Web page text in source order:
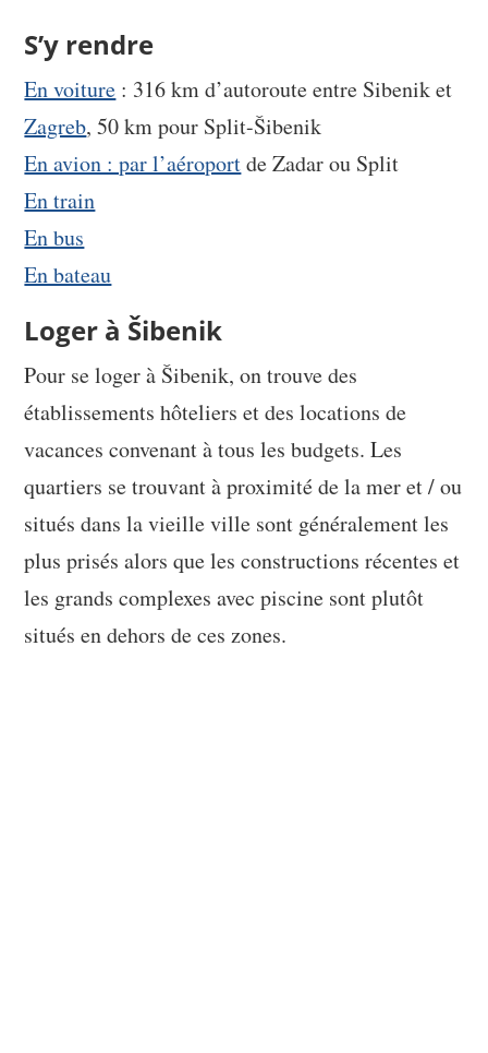
S’y rendre
En voiture : 316 km d’autoroute entre Sibenik et
Zagreb, 50 km pour Split-Šibenik
En avion : par l’aéroportde Zadar ou Split
En train
En bus
En bateau
Loger à Šibenik
Pour se loger à Šibenik, on trouve des
établissements hôteliers et des locations de
vacances convenant à tous les budgets. Les
quartiers se trouvant à proximité de la mer et / ou
situés dans la vieille ville sont généralement les
plus prisés alors que les constructions récentes et
les grands complexes avec piscine sont plutôt
situés en dehors de ces zones.